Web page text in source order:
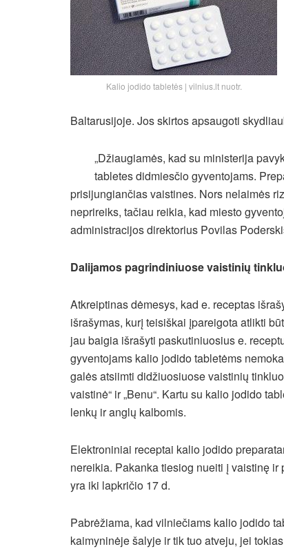
Kalio jodido tabletės | vilnius.lt nuotr.
Baltarusijoje. Jos skirtos apsaugoti
„Džiaugiamės, kad su ministerija
tabletes didmiesčio gyventojams.
prisijungiančias vaistines. Nors nelaimės
neprireiks, tačiau reikia, kad miesto
administracijos direktorius Povilas
Dalijamos pagrindiniuose vaistinių
Atkreiptinas dėmesys, kad e. receptas
išrašymas, kurį teisiškai įpareigota atlikti
jau baigia išrašyti paskutiniuosius e.
gyventojams kalio jodido tabletėms
galės atsiimti didžiuosiuose vaistinių
vaistinė“ ir „Benu“. Kartu su kalio jodido
lenkų ir anglų kalbomis.
Elektroniniai receptai kalio jodido
nereikia. Pakanka tiesiog nueiti į vaistinę
yra iki lapkričio 17 d.
Pabrėžiama, kad vilniečiams kalio jodido
kaimyninėje šalyje ir tik tuo atveju, jei